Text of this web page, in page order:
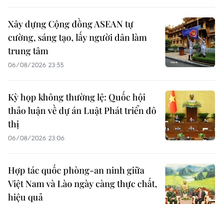
Xây dựng Cộng đồng ASEAN tự
cường, sáng tạo, lấy người dân làm
trung tâm
06/08/2026 23:55
Kỳ họp không thường lệ: Quốc hội
thảo luận về dự án Luật Phát triển đô
thị
06/08/2026 23:06
Hợp tác quốc phòng-an ninh giữa
Việt Nam và Lào ngày càng thực chất,
hiệu quả